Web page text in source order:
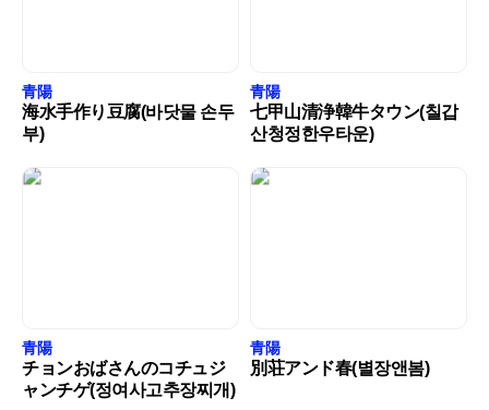
青陽
海水手作り豆腐(바닷물 손두
부)
青陽
七甲山清浄韓牛タウン(칠갑
산청정한우타운)
青陽
チョンおばさんのコチュジ
ャンチゲ(정여사고추장찌개)
青陽
別荘アンド春(별장앤봄)